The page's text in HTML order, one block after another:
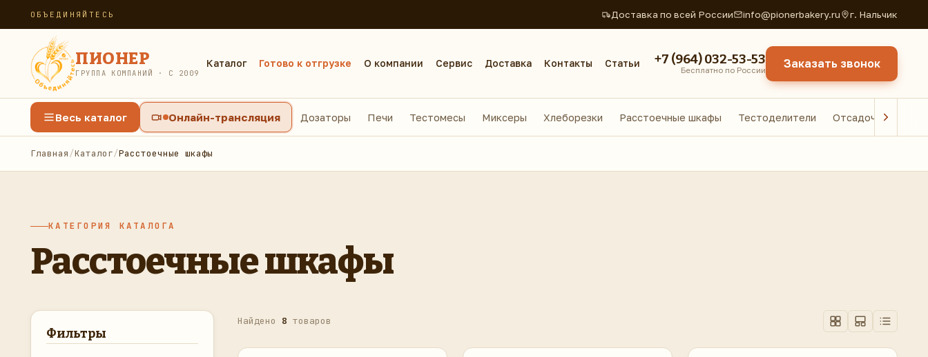
ОБЪЕДИНЯЙТЕСЬ Доставка по всей России info@pionerbakery.ru г. Нальчик
ПИОНЕР
ГРУППА КОМПАНИЙ · С 2009
Каталог Готово к отгрузке О компании Сервис Доставка Контакты Статьи +7 (964) 032-53-53
Бесплатно по России Заказать звонок
Весь каталог Онлайн-трансляция Дозаторы Печи Тестомесы Миксеры Хлеборезки Расстоечные шкафы Тестоделители Отсадочные
Главная/Каталог/Расстоечные шкафы
КАТЕГОРИЯ КАТАЛОГА
Расстоечные шкафы
Фильтры
Найдено 8 товаров